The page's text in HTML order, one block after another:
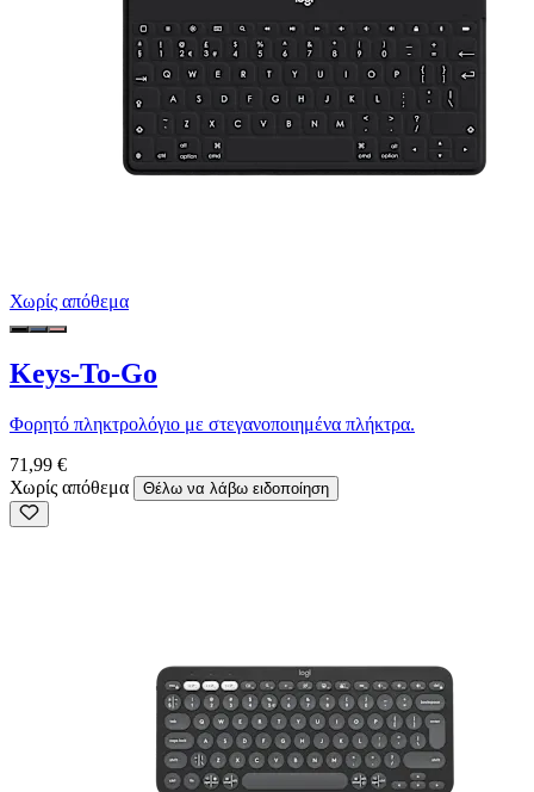
Χωρίς απόθεμα
Keys-To-Go
Φορητό πληκτρολόγιο με στεγανοποιημένα πλήκτρα.
71,99 €
Χωρίς απόθεμα
Θέλω να λάβω ειδοποίηση